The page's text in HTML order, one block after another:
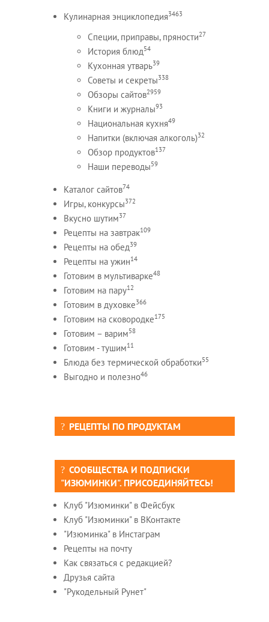
Кулинарная энциклопедия3463
Специи, приправы, пряности27
История блюд54
Кухонная утварь39
Советы и секреты338
Обзоры сайтов2959
Книги и журналы93
Национальная кухня49
Напитки (включая алкоголь)32
Обзор продуктов137
Наши переводы59
Каталог сайтов74
Игры, конкурсы372
Вкусно шутим37
Рецепты на завтрак109
Рецепты на обед39
Рецепты на ужин14
Готовим в мультиварке48
Готовим на пару12
Готовим в духовке366
Готовим на сковородке175
Готовим – варим58
Готовим - тушим11
Блюда без термической обработки55
Выгодно и полезно46
РЕЦЕПТЫ ПО ПРОДУКТАМ
СООБЩЕСТВА И ПОДПИСКИ
"ИЗЮМИНКИ". ПРИСОЕДИНЯЙТЕСЬ!
Клуб "Изюминки" в Фейсбук
Клуб "Изюминки" в ВКонтакте
"Изюминка" в Инстаграм
Рецепты на почту
Как связаться с редакцией?
Друзья сайта
"Рукодельный Рунет"